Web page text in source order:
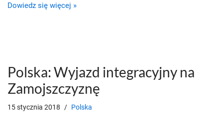
Dowiedz się więcej »
Polska: Wyjazd integracyjny na
Zamojszczyznę
15 stycznia 2018 Polska